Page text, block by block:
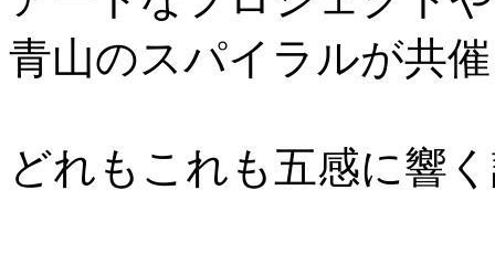
青山のスパイラルが共
どれもこれも五感に響